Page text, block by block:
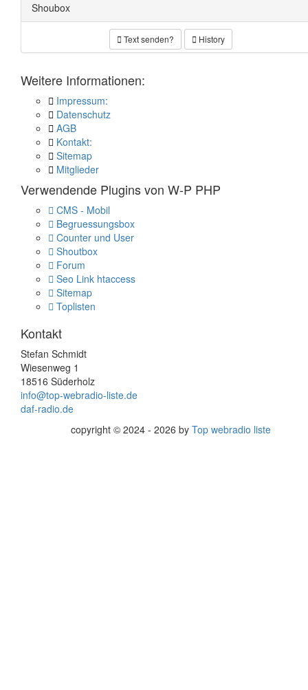
Shoubox
Text senden? History
Weitere Informationen:
Impressum:
Datenschutz
AGB
Kontakt:
Sitemap
Mitglieder
Verwendende Plugins von W-P PHP
CMS - Mobil
Begruessungsbox
Counter und User
Shoutbox
Forum
Seo Link htaccess
Sitemap
Toplisten
Kontakt
Stefan Schmidt
Wiesenweg 1
18516 Süderholz
info@top-webradio-liste.de
daf-radio.de
copyright © 2024 - 2026 by Top webradio liste